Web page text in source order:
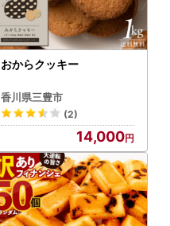
おからクッキー
香川県三豊市
(2)
14,000